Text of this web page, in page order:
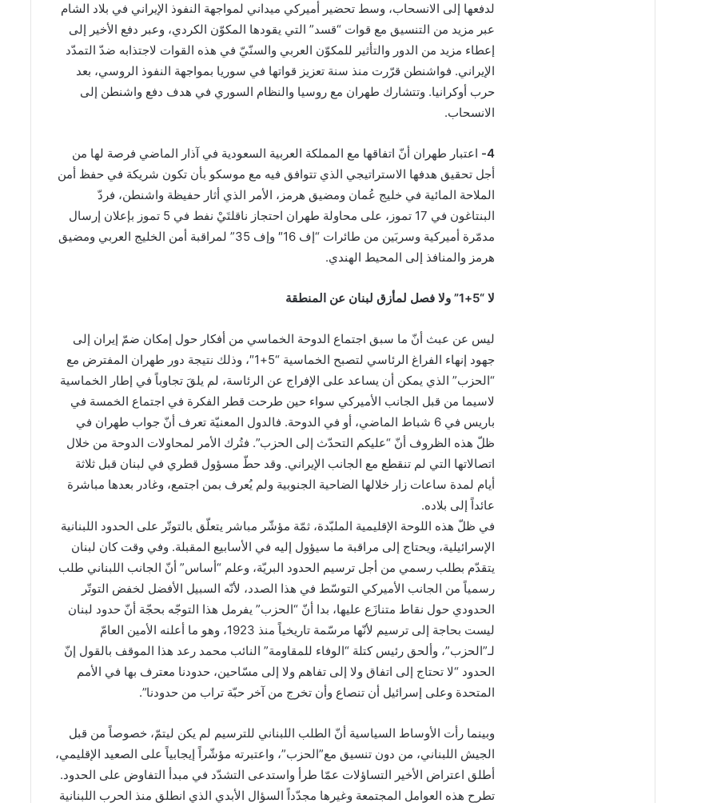
لدفعها إلى الانسحاب، وسط تحضير أميركي ميداني لمواجهة النفوذ الإيراني في بلاد الشام
عبر مزيد من التنسيق مع قوات “قسد” التي يقودها المكوّن الكردي، وعبر دفع الأخير إلى
إعطاء مزيد من الدور والتأثير للمكوّن العربي والسنّيّ في هذه القوات لاجتذابه ضدّ التمدّد
الإيراني. فواشنطن قرّرت منذ سنة تعزيز قواتها في سوريا بمواجهة النفوذ الروسي، بعد
حرب أوكرانيا. وتتشارك طهران مع روسيا والنظام السوري في هدف دفع واشنطن إلى
الانسحاب.
4-
اعتبار طهران أنّ اتفاقها مع المملكة العربية السعودية في آذار الماضي فرصة لها من
أجل تحقيق هدفها الاستراتيجي الذي تتوافق فيه مع موسكو بأن تكون شريكة في حفظ أمن
الملاحة المائية في خليج عُمان ومضيق هرمز، الأمر الذي أثار حفيظة واشنطن، فردّ
البنتاغون في 17 تموز، على محاولة طهران احتجاز ناقلتَيْ نفط في 5 تموز بإعلان إرسال
مدمّرة أميركية وسربَين من طائرات “إف 16″ وإف 35” لمراقبة أمن الخليج العربي ومضيق
هرمز والمنافذ إلى المحيط الهندي.
لا “5+1” ولا فصل لمأزق لبنان عن المنطقة
ليس عن عبث أنّ ما سبق اجتماع الدوحة الخماسي من أفكار حول إمكان ضمّ إيران إلى
جهود إنهاء الفراغ الرئاسي لتصبح الخماسية “5+1″، وذلك نتيجة دور طهران المفترض مع
“الحزب” الذي يمكن أن يساعد على الإفراج عن الرئاسة، لم يلقَ تجاوباً في إطار الخماسية
لاسيما من قبل الجانب الأميركي سواء حين طرحت قطر الفكرة في اجتماع الخمسة في
باريس في 6 شباط الماضي، أو في الدوحة. فالدول المعنيّة تعرف أنّ جواب طهران في
ظلّ هذه الظروف أنّ “عليكم التحدّث إلى الحزب”. فتُرك الأمر لمحاولات الدوحة من خلال
اتصالاتها التي لم تنقطع مع الجانب الإيراني. وقد حطّ مسؤول قطري في لبنان قبل ثلاثة
أيام لمدة ساعات زار خلالها الضاحية الجنوبية ولم يُعرف بمن اجتمع، وغادر بعدها مباشرة
عائداً إلى بلاده.
في ظلّ هذه اللوحة الإقليمية الملبّدة، ثمّة مؤشّر مباشر يتعلّق بالتوتّر على الحدود اللبنانية
الإسرائيلية، ويحتاج إلى مراقبة ما سيؤول إليه في الأسابيع المقبلة. وفي وقت كان لبنان
يتقدّم بطلب رسمي من أجل ترسيم الحدود البريّة، وعلم “أساس” أنّ الجانب اللبناني طلب
رسمياً من الجانب الأميركي التوسّط في هذا الصدد، لأنّه السبيل الأفضل لخفض التوتّر
الحدودي حول نقاط متنازَع عليها، بدا أنّ “الحزب” يفرمل هذا التوجّه بحجّة أنّ حدود لبنان
ليست بحاجة إلى ترسيم لأنّها مرسّمة تاريخياً منذ 1923، وهو ما أعلنه الأمين العامّ
لـ”الحزب”، وألحق رئيس كتلة “الوفاء للمقاومة” النائب محمد رعد هذا الموقف بالقول إنّ
الحدود “لا تحتاج إلى اتفاق ولا إلى تفاهم ولا إلى مسّاحين، حدودنا معترف بها في الأمم
المتحدة وعلى إسرائيل أن تنصاع وأن تخرج من آخر حبّة تراب من حدودنا”.
وبينما رأت الأوساط السياسية أنّ الطلب اللبناني للترسيم لم يكن ليتمّ، خصوصاً من قبل
الجيش اللبناني، من دون تنسيق مع”الحزب”، واعتبرته مؤشّراً إيجابياً على الصعيد الإقليمي،
أطلق اعتراض الأخير التساؤلات عمّا طرأ واستدعى التشدّد في مبدأ التفاوض على الحدود.
تطرح هذه العوامل المجتمعة وغيرها مجدّداً السؤال الأبدي الذي انطلق منذ الحرب اللبنانية